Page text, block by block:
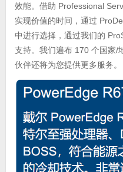
效能。借助 Professional
实现价值的时间，通过
中进行选择，通过我们的
支持。我们遍布 170 个国家/
伙伴还将为您提供更多服务。